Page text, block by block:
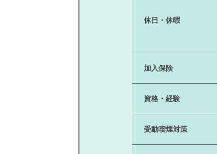
休日・休暇
加入保険
資格・経験
受動喫煙対策